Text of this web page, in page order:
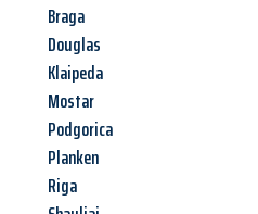
Braga
Douglas
Klaipeda
Mostar
Podgorica
Planken
Riga